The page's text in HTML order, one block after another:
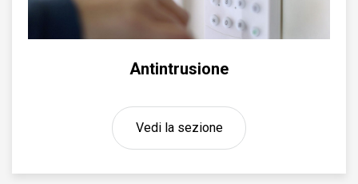
Antintrusione
Vedi la sezione